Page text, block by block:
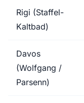
Rigi (Staffel-
Kaltbad)
Davos
(Wolfgang /
Parsenn)